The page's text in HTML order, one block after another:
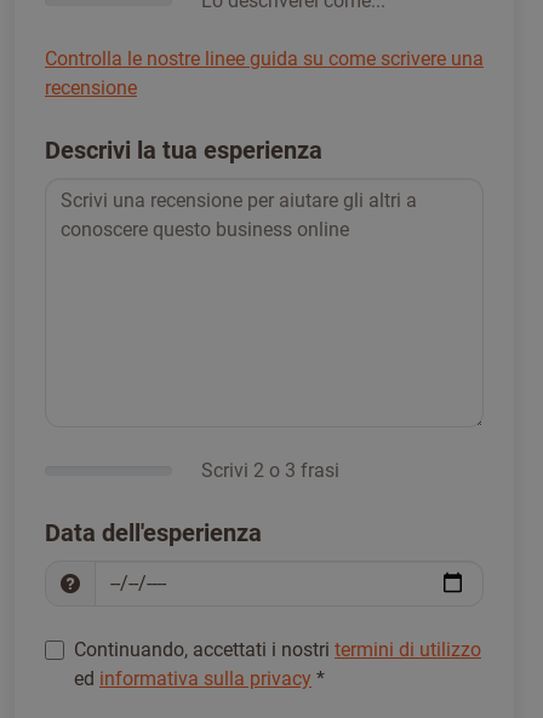
Controlla le nostre linee guida su come scrivere una
recensione
Descrivi la tua esperienza
Scrivi 2 o 3 frasi
Data dell'esperienza
Continuando, accettati i nostri termini di utilizzo
ed informativa sulla privacy *